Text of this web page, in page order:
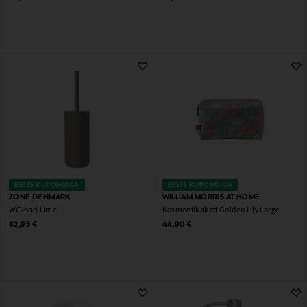
EELIS KUPONGIGA
ZONE DENMARK
WC-hari Ume
Original Price
82,95 €
EELIS KUPONGIGA
WILLIAM MORRIS AT HOME
Kosmeetikakott Golden Lily Large
Original Price
44,90 €